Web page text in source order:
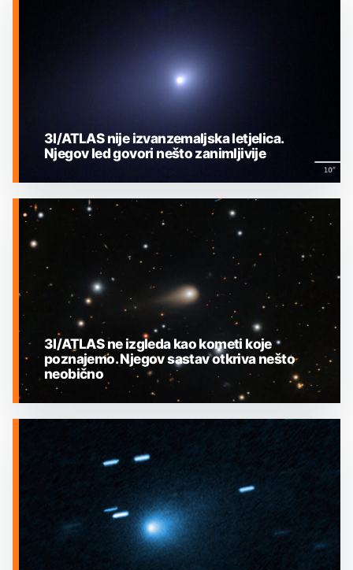
MEĐUZVJEZDANI OBJEKTI
3I/ATLAS nije izvanzemaljska letjelica.
Njegov led govori nešto zanimljivije
3I/ATLAS ne izgleda kao kometi koje
poznajemo. Njegov sastav otkriva nešto
neobično